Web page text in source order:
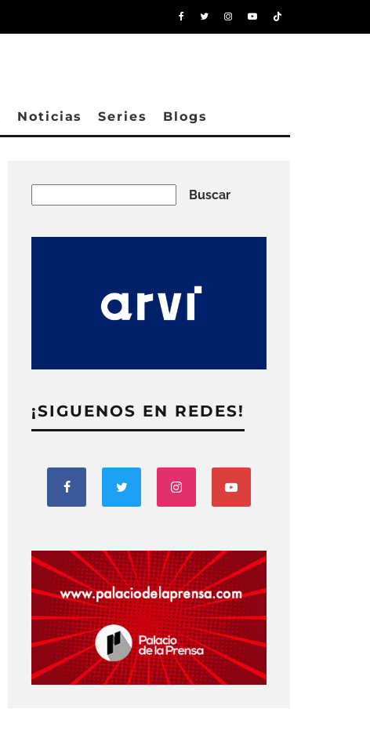
Noticias Series Blogs
Buscar
¡SIGUENOS EN REDES!